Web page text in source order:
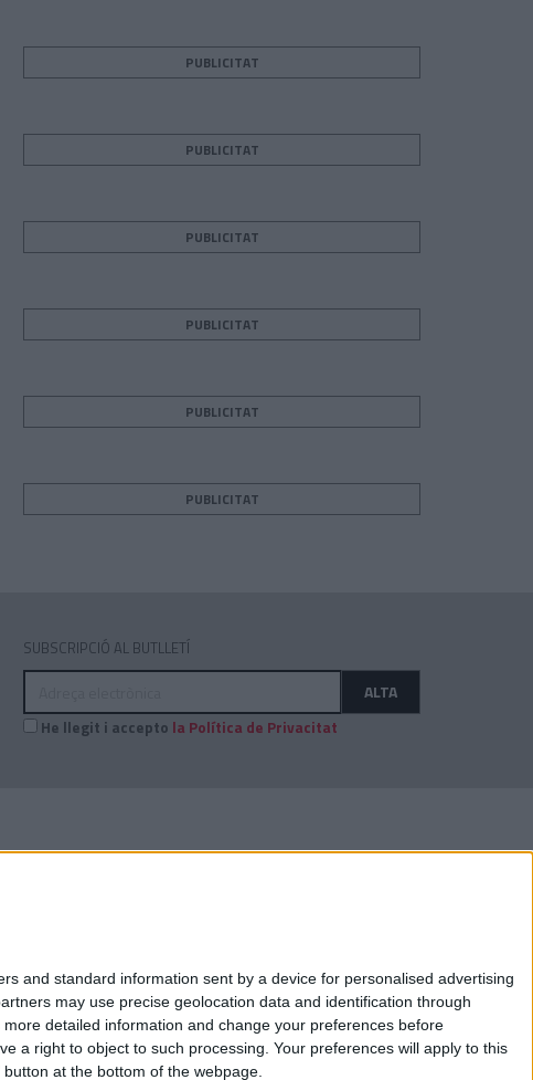
and standard information sent by a device for personalised advertising
may use precise geolocation data and identification through
detailed information and change your preferences before
a right to object to such processing. Your preferences will apply to this
at the bottom of the webpage.
PUBLICITAT
PUBLICITAT
PUBLICITAT
PUBLICITAT
PUBLICITAT
PUBLICITAT
SUBSCRIPCIÓ AL BUTLLETÍ
Adreça
ALTA
He llegit i accepto la Política de Privacitat